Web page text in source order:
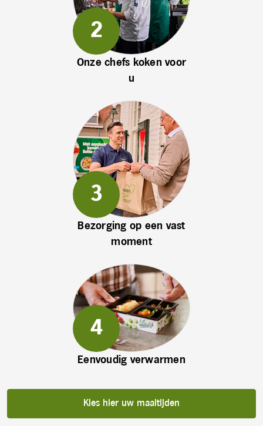
Onze chefs koken voor
u
Bezorging op een vast
moment
Eenvoudig verwarmen
Kies hier uw maaltijden